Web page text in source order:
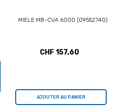
MIELE MB-CVA 6000 (09552740)
CHF 157,60
AJOUTER AU PANIER